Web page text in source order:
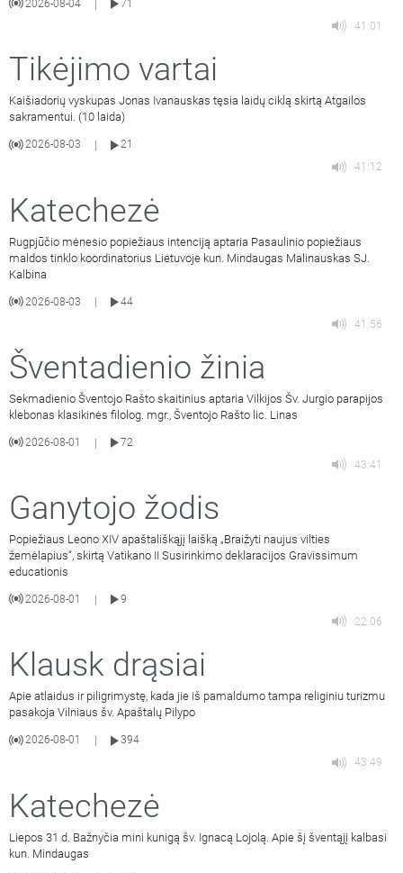
2026-08-04
71
41:01
Tikėjimo vartai
Kaišiadorių vyskupas Jonas Ivanauskas tęsia laidų ciklą skirtą Atgailos
sakramentui. (10 laida)
2026-08-03
21
41:12
Katechezė
Rugpjūčio mėnesio popiežiaus intenciją aptaria Pasaulinio popiežiaus
maldos tinklo koordinatorius Lietuvoje kun. Mindaugas Malinauskas SJ.
Kalbina
2026-08-03
44
41:56
Šventadienio žinia
Sekmadienio Šventojo Rašto skaitinius aptaria Vilkijos Šv. Jurgio parapijos
klebonas klasikinės filolog. mgr., Šventojo Rašto lic. Linas
2026-08-01 |
72
43:41
Ganytojo žodis
Popiežiaus Leono XIV apaštališkąjį laišką „Braižyti naujus vilties
žemėlapius“, skirtą Vatikano II Susirinkimo deklaracijos Gravissimum
educationis
2026-08-01 |
9
22:06
Klausk drąsiai
Apie atlaidus ir piligrimystę, kada jie iš pamaldumo tampa religiniu turizmu
pasakoja Vilniaus šv. Apaštalų Pilypo
2026-08-01
394
43:49
Katechezė
Liepos 31 d. Bažnyčia mini kunigą šv. Ignacą Lojolą. Apie šį šventąjį kalbasi
kun. Mindaugas